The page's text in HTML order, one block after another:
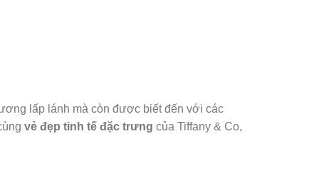
lấp lánh mà còn được biết đến với các
vẻ đẹp tinh tế đặc trưng của Tiffany & Co,